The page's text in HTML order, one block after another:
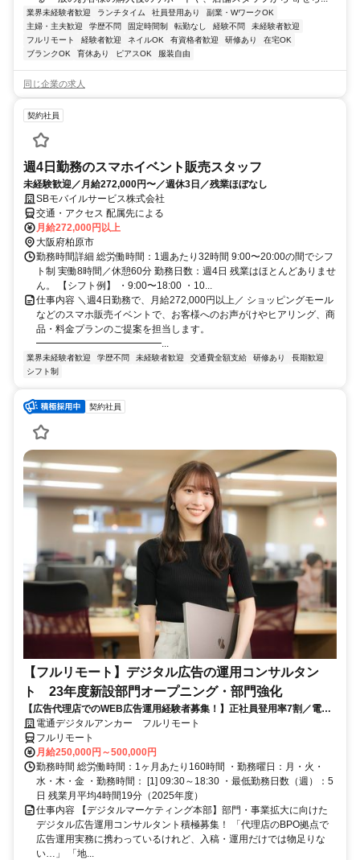
業界未経験者歓迎 ランチタイム 社員登用あり
副業・WワークOK
主婦・主夫歓迎
学歴不問 固定時間制 転勤なし 経験不問
未経験者歓迎
フルリモート
経験者歓迎 ネイルOK 有資格者歓迎 研修あり
在宅OK
ブランクOK
育休あり ピアスOK 服装自由
同じ企業の求人
契約社員
週4日勤務のスマホイベント販売スタッフ
未経験歓迎／月給272,000円〜／週休3日／残業ほぼなし
SBモバイルサービス株式会社
交通・アクセス 配属先による
月給272,000円以上
大阪府柏原市
勤務時間詳細 総労働時間：1週あたり32時間 9:00〜20:00の間でシフ
ト制 実働8時間／休憩60分 勤務日数：週4日 残業はほとんどありませ
ん。 【シフト例】 ・9:00〜18:00 ・10...
仕事内容 ＼週4日勤務で、月給272,000円以上／ ショッピングモール
などのスマホ販売イベントで、お客様へのお声がけやヒアリング、商
品・料金プランのご提案を担当します。
━━━━━━━━━━━━━...
業界未経験者歓迎 学歴不問 未経験者歓迎 交通費全額支給 研修あり
長期歓迎
シフト制
契約社員
【フルリモート】デジタル広告の運用コンサルタン
ト 23年度新設部門オープニング・部門強化
【広告代理店でのWEB広告運用経験者募集！】正社員登用率7割／電通
G／全国×完全在宅／年休126日・土日祝休み／残業月平均4時間19分
電通デジタルアンカー フルリモート
フルリモート
月給250,000円～500,000円
勤務時間 総労働時間：1ヶ月あたり160時間 ・勤務曜日：月・火・
水・木・金 ・勤務時間： [1] 09:30～18:30 ・最低勤務日数（週）：5
日 残業月平均4時間19分（2025年度）
仕事内容 【デジタルマーケティング本部】部門・事業拡大に向けた
デジタル広告運用コンサルタント積極募集！ 「代理店のBPO拠点で
広告運用実務に携わっているけれど、入稿・運用だけでは物足りな
い…」 「地...